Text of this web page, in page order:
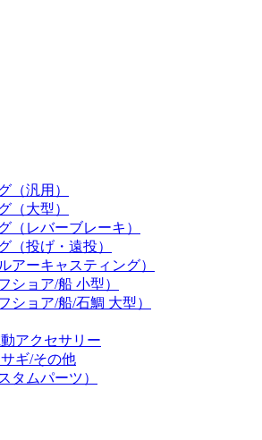
（汎用）
（大型）
（レバーブレーキ）
（投げ・遠投）
アーキャスティング）
ショア/船 小型）
ショア/船/石鯛 大型）
アクセサリー
ギ/その他
タムパーツ）